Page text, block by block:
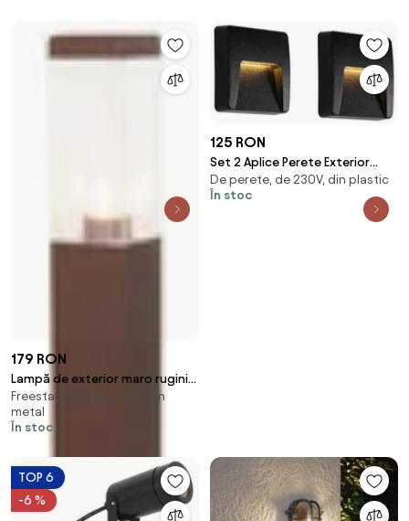
179 RON
Lampă de exterior maro ruginiu
80 cm cu priză IP44 - Malios
Freestanding, de 230V, din
metal
În stoc
125 RON
Set 2 Aplice Perete Exterior
Patrate Negre cu LED Integrat
IP65 - Gem
De perete, de 230V, din plastic
În stoc
TOP 6
-6 %